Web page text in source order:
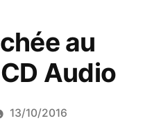
au
Audio
13/10/2016